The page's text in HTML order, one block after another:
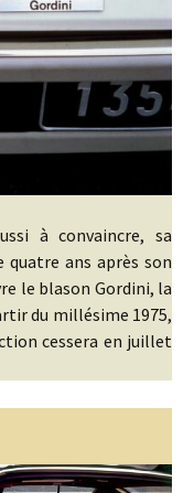
à convaincre, sa
quatre ans après son
le blason Gordini, la
du millésime 1975,
cessera en juillet